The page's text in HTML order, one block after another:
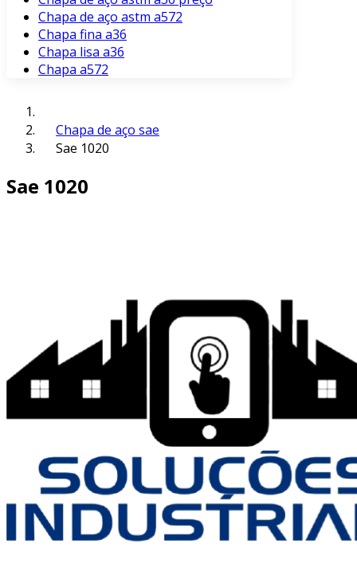
Chapa de aço astm a572
Chapa fina a36
Chapa lisa a36
Chapa a572
Chapa de aço sae
Sae 1020
Sae 1020